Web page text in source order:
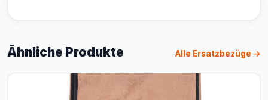
Ähnliche Produkte Alle Ersatzbezüge →